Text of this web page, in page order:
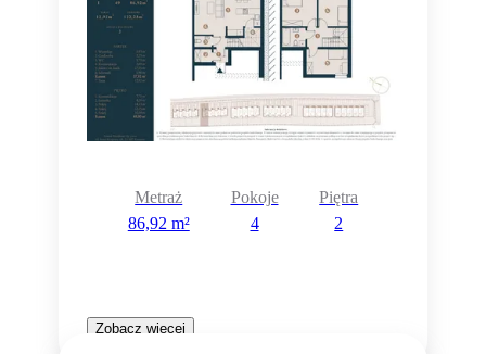
Metraż
86,92 m²
Pokoje
4
Piętra
2
Zobacz więcej